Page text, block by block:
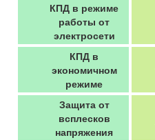
КПД в режиме
работы от
электросети
КПД в
экономичном
режиме
Защита от
всплесков
напряжения